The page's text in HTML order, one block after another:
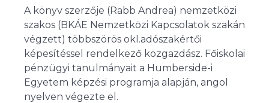
A könyv szerzője (Rabb Andrea) nemzetközi
szakos (BKÁE Nemzetközi Kapcsolatok szakán
végzett) többszörös okl.adószakértői
képesítéssel rendelkező közgazdász. Főiskolai
pénzügyi tanulmányait a Humberside-i
Egyetem képzési programja alapján, angol
nyelven végezte el.